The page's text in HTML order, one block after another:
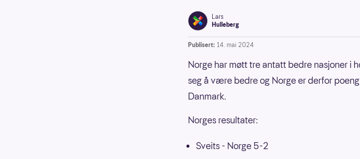
Lars
Hulleberg
Publisert: 14. mai 2024
Norge har møtt tre antatt bedre nasjoner i
seg å være bedre og Norge er derfor
Danmark.
Norges resultater:
Sveits - Norge 5-2